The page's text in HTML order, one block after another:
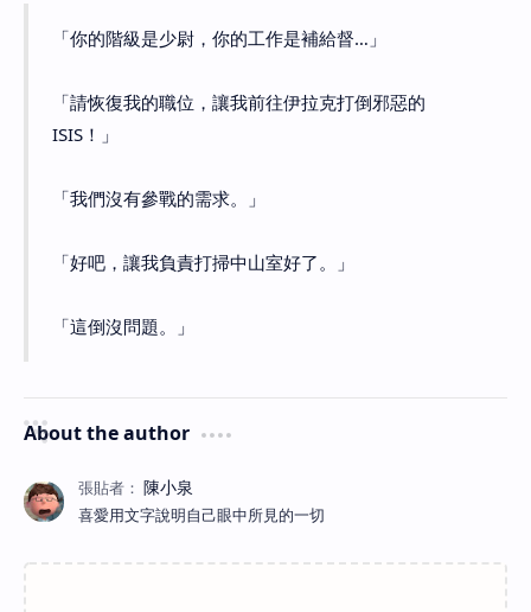
「你的階級是少尉，你的工作是補給督…」
「請恢復我的職位，讓我前往伊拉克打倒邪惡的
ISIS！」
「我們沒有參戰的需求。」
「好吧，讓我負責打掃中山室好了。」
「這倒沒問題。」
About the author
喜愛用文字說明自己眼中所見的一切